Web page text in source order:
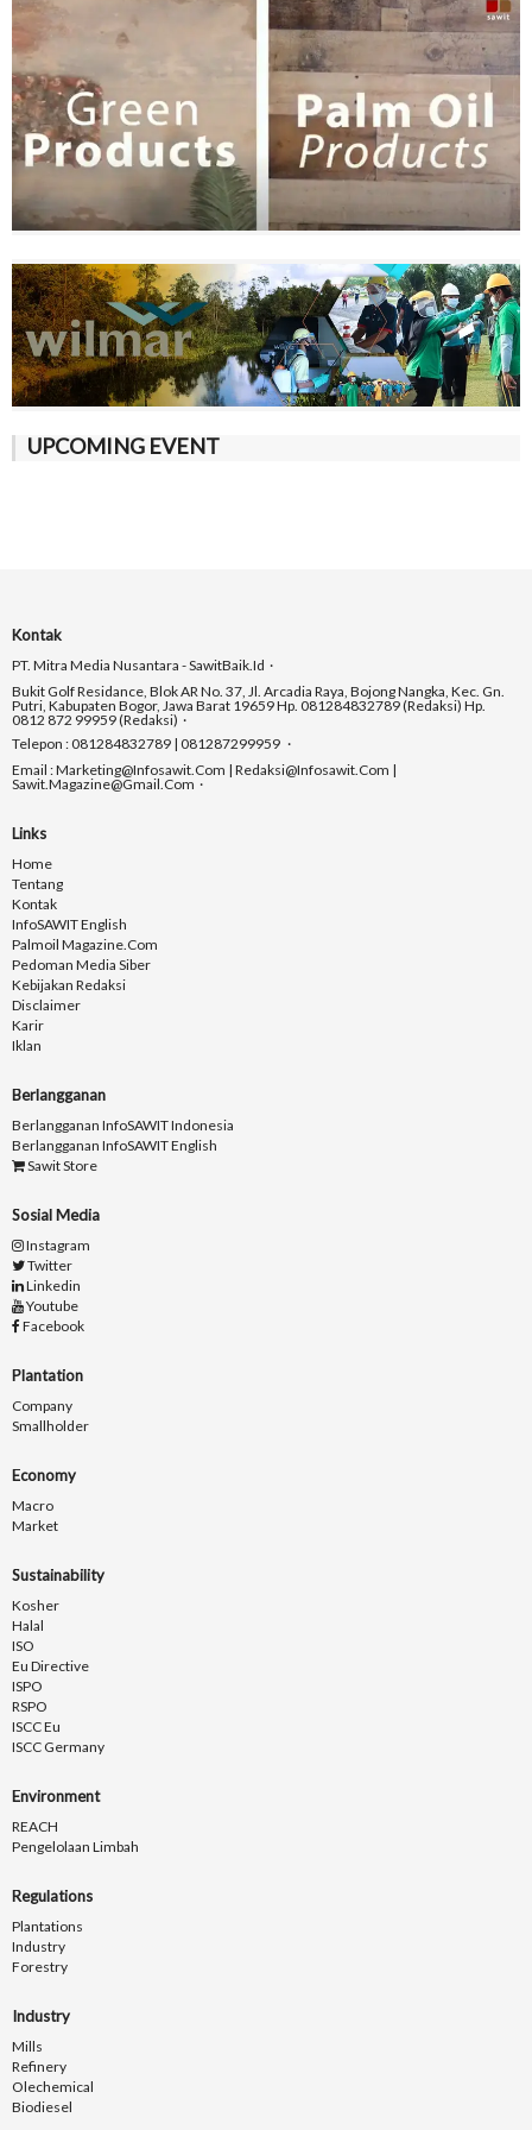
UPCOMING EVENT
Kontak
PT. Mitra Media Nusantara - SawitBaik.id
Bukit Golf Residance, Blok AR No. 37, Jl. Arcadia Raya, Bojong Nangka, Kec. Gn.
Putri, Kabupaten Bogor, Jawa Barat 19659 Hp. 081284832789 (Redaksi) Hp.
0812 872 99959 (Redaksi)
Telepon : 081284832789 | 081287299959
Email : Marketing@infosawit.com | Redaksi@infosawit.com |
Sawit.magazine@gmail.com
Links
Home
Tentang
Kontak
InfoSAWIT English
Palmoil Magazine.com
Pedoman Media Siber
Kebijakan Redaksi
Disclaimer
Karir
Iklan
Berlangganan
Berlangganan InfoSAWIT Indonesia
Berlangganan InfoSAWIT English
Sawit Store
Sosial Media
Instagram
Twitter
Linkedin
Youtube
Facebook
Plantation
Company
Smallholder
Economy
Macro
Market
Sustainability
Kosher
Halal
ISO
Eu Directive
ISPO
RSPO
ISCC Eu
ISCC Germany
Environment
REACH
Pengelolaan Limbah
Regulations
Plantations
Industry
Forestry
Industry
Mills
Refinery
Olechemical
Biodiesel